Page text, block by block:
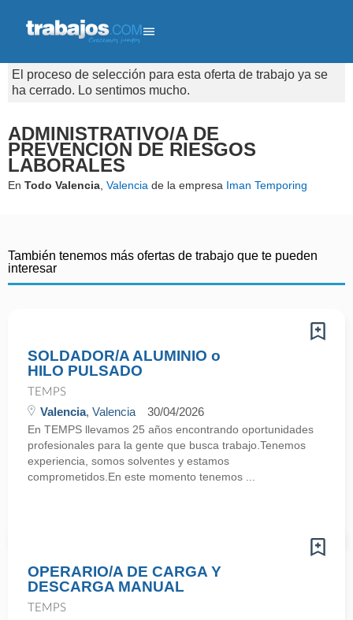
El proceso de selección para esta oferta de trabajo ya se
ha cerrado. Lo sentimos mucho.
ADMINISTRATIVO/A DE
PREVENCION DE RIESGOS
LABORALES
En Todo Valencia Valencia de la empresa Iman Temporing
También tenemos más ofertas de trabajo que te pueden
interesar
SOLDADOR/A ALUMINIO o
HILO PULSADO
TEMPS
Valencia, Valencia 30/04/2026
En TEMPS llevamos 25 años encontrando oportunidades
profesionales para la gente que busca trabajo.Tenemos
experiencia, somos solventes y estamos
comprometidos.En este momento tenemos ...
OPERARIO/A DE CARGA Y
DESCARGA MANUAL
TEMPS